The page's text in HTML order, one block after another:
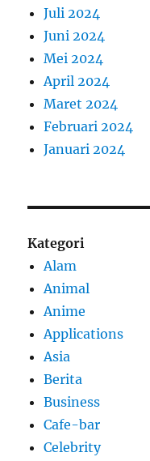
Juli 2024
Juni 2024
Mei 2024
April 2024
Maret 2024
Februari 2024
Januari 2024
Kategori
Alam
Animal
Anime
Applications
Asia
Berita
Business
Cafe-bar
Celebrity